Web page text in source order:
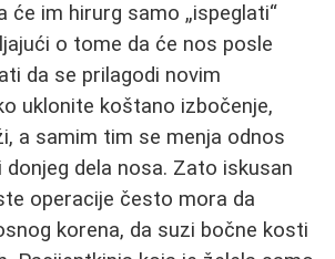
će im hirurg samo „ispeglati“
o tome da će nos posle
da se prilagodi novim
uklonite koštano izbočenje,
a samim tim se menja odnos
dela nosa. Zato iskusan
operacije često mora da
korena, da suzi bočne kosti